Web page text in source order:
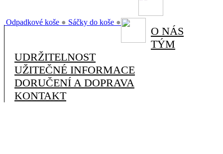
Odpadkové koše ● Sáčky do koše ●
O NÁS
TÝM
UDRŽITELNOST
UŽITEČNÉ INFORMACE
DORUČENÍ A DOPRAVA
KONTAKT